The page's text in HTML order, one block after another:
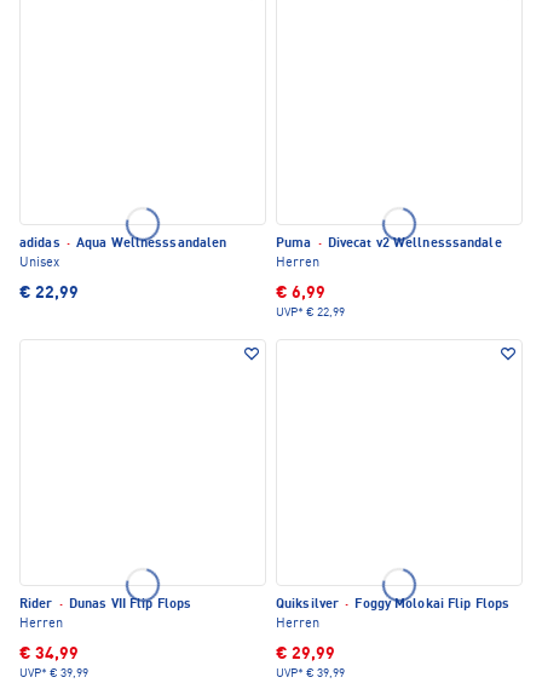
adidas · Aqua Wellnesssandalen
Unisex
€ 22,99
Puma · Divecat v2 Wellnesssandale
Herren
€ 6,99
UVP* € 22,99
Rider · Dunas VII Flip Flops
Herren
€ 34,99
UVP* € 39,99
Quiksilver · Foggy Molokai Flip Flops
Herren
€ 29,99
UVP* € 39,99